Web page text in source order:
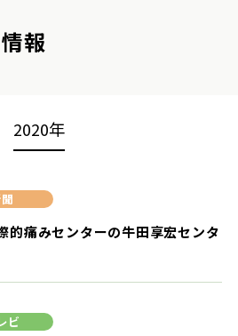
報
2020年
的痛みセンターの牛田享宏センタ
ビ